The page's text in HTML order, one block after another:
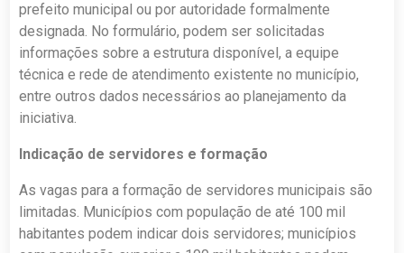
prefeito municipal ou por autoridade formalmente
designada. No formulário, podem ser solicitadas
informações sobre a estrutura disponível, a equipe
técnica e rede de atendimento existente no município,
entre outros dados necessários ao planejamento da
iniciativa.
Indicação de servidores e formação
As vagas para a formação de servidores municipais são
limitadas. Municípios com população de até 100 mil
habitantes podem indicar dois servidores; municípios